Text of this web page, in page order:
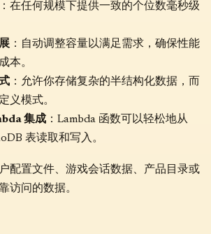
在任何规模下提供一致的个位数毫秒级
：自动调整容量以满足需求，确保性能
本。
：允许你存储复杂的半结构化数据，而
义模式。
集成 ：Lambda 函数可以轻松地从
表读取和写入。
配置文件、游戏会话数据、产品目录或
访问的数据。